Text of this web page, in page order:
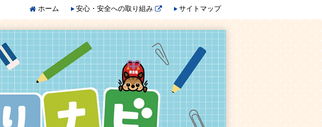
ホーム 安心・安全への取り組み サイトマップ